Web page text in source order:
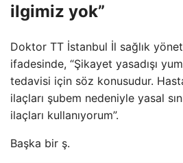
ilgimiz yok”
Doktor TT İstanbul İl sağlık
ifadesinde, “Şikayet yasadışı
tedavisi için söz konusudur.
ilaçları şubem nedeniyle yasal
ilaçları kullanıyorum”.
Başka bir ş.